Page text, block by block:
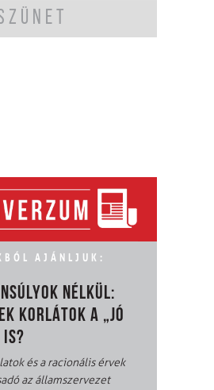
AJÁNLJUK:
NÉLKÜL:
KORLÁTOK A „JÓ
IS?
és a racionális érvek
az államszervezet